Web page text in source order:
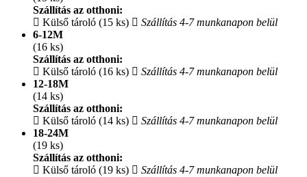
Szállítás az otthoni:
Külső tároló (15 ks)
Szállítás 4-7 munkanapon belül
6-12M
(16 ks)
Szállítás az otthoni:
Külső tároló (16 ks)
Szállítás 4-7 munkanapon belül
12-18M
(14 ks)
Szállítás az otthoni:
Külső tároló (14 ks)
Szállítás 4-7 munkanapon belül
18-24M
(19 ks)
Szállítás az otthoni:
Külső tároló (19 ks)
Szállítás 4-7 munkanapon belül